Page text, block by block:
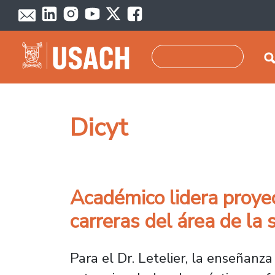
Pasar al contenido principal
Dicyt
Académico lidera
carreras del área de la
Para el Dr. Letelier, la